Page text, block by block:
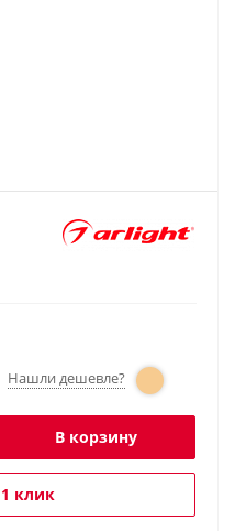
Нашли дешевле?
В корзину
клик